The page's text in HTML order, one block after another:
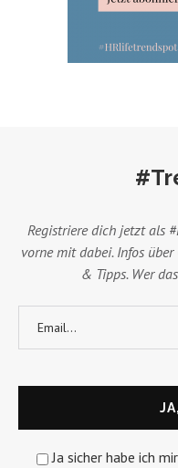
Registriere dich jetzt als
vorne mit dabei. Infos
& Tipps. Wer
Ja sicher habe ich